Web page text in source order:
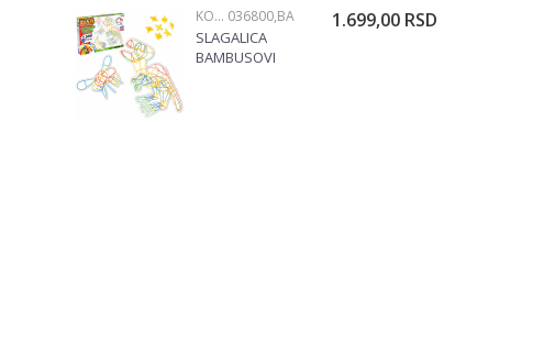
KOCKE 036800,BA
SLAGALICA
BAMBUSOVI
1.699,00 RSD